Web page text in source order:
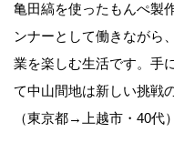
亀田縞を使ったもんぺ製
ンナーとして働きながら
業を楽しむ生活です。手
て中山間地は新しい挑戦
（東京都→上越市・40代）